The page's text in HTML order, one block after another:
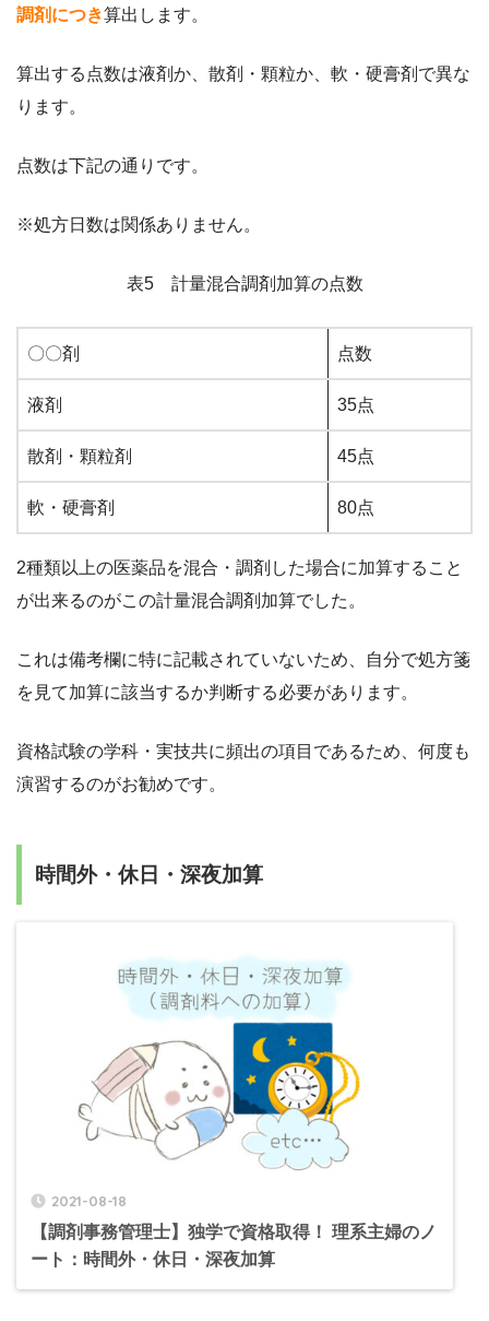
調剤につき算出します。
算出する点数は液剤か、散剤・顆粒か、軟・硬膏剤で異な
ります。
点数は下記の通りです。
※処方日数は関係ありません。
表5 計量混合調剤加算の点数
〇〇剤 点数
液剤 35点
散剤・顆粒剤 45点
軟・硬膏剤 80点
2種類以上の医薬品を混合・調剤した場合に加算すること
が出来るのがこの計量混合調剤加算でした。
これは備考欄に特に記載されていないため、自分で処方箋
を見て加算に該当するか判断する必要があります。
資格試験の学科・実技共に頻出の項目であるため、何度も
演習するのがお勧めです。
時間外・休日・深夜加算
2021-08-18
【調剤事務管理士】独学で資格取得！ 理系主婦のノ
ート：時間外・休日・深夜加算